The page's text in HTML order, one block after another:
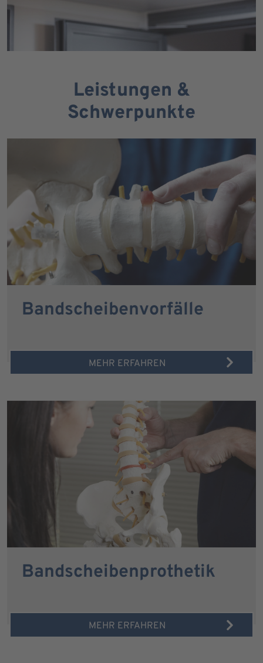
Leistungen &
Schwerpunkte
Bandscheibenvorfälle
MEHR ERFAHREN
Bandscheibenprothetik
MEHR ERFAHREN